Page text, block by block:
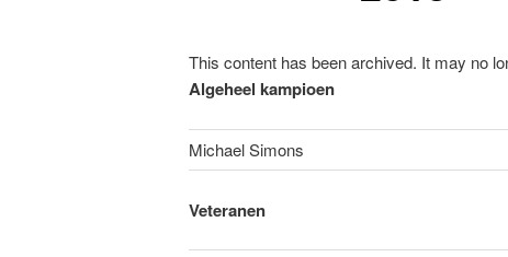
This content has been archived. It may no
Algeheel kampioen
Michael Simons
Veteranen